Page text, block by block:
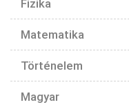
Fizika
Matematika
Történelem
Magyar